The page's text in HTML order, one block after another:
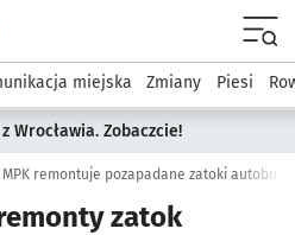
podserwis: Komunikacja
miejska Zmiany Piesi
Wrocławia. Zobaczcie!
MPK remontuje pozapadane zatoki
zatok